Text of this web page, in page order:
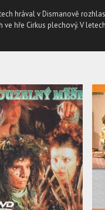
hrával v Dismanově
hře Cirkus plechový. V